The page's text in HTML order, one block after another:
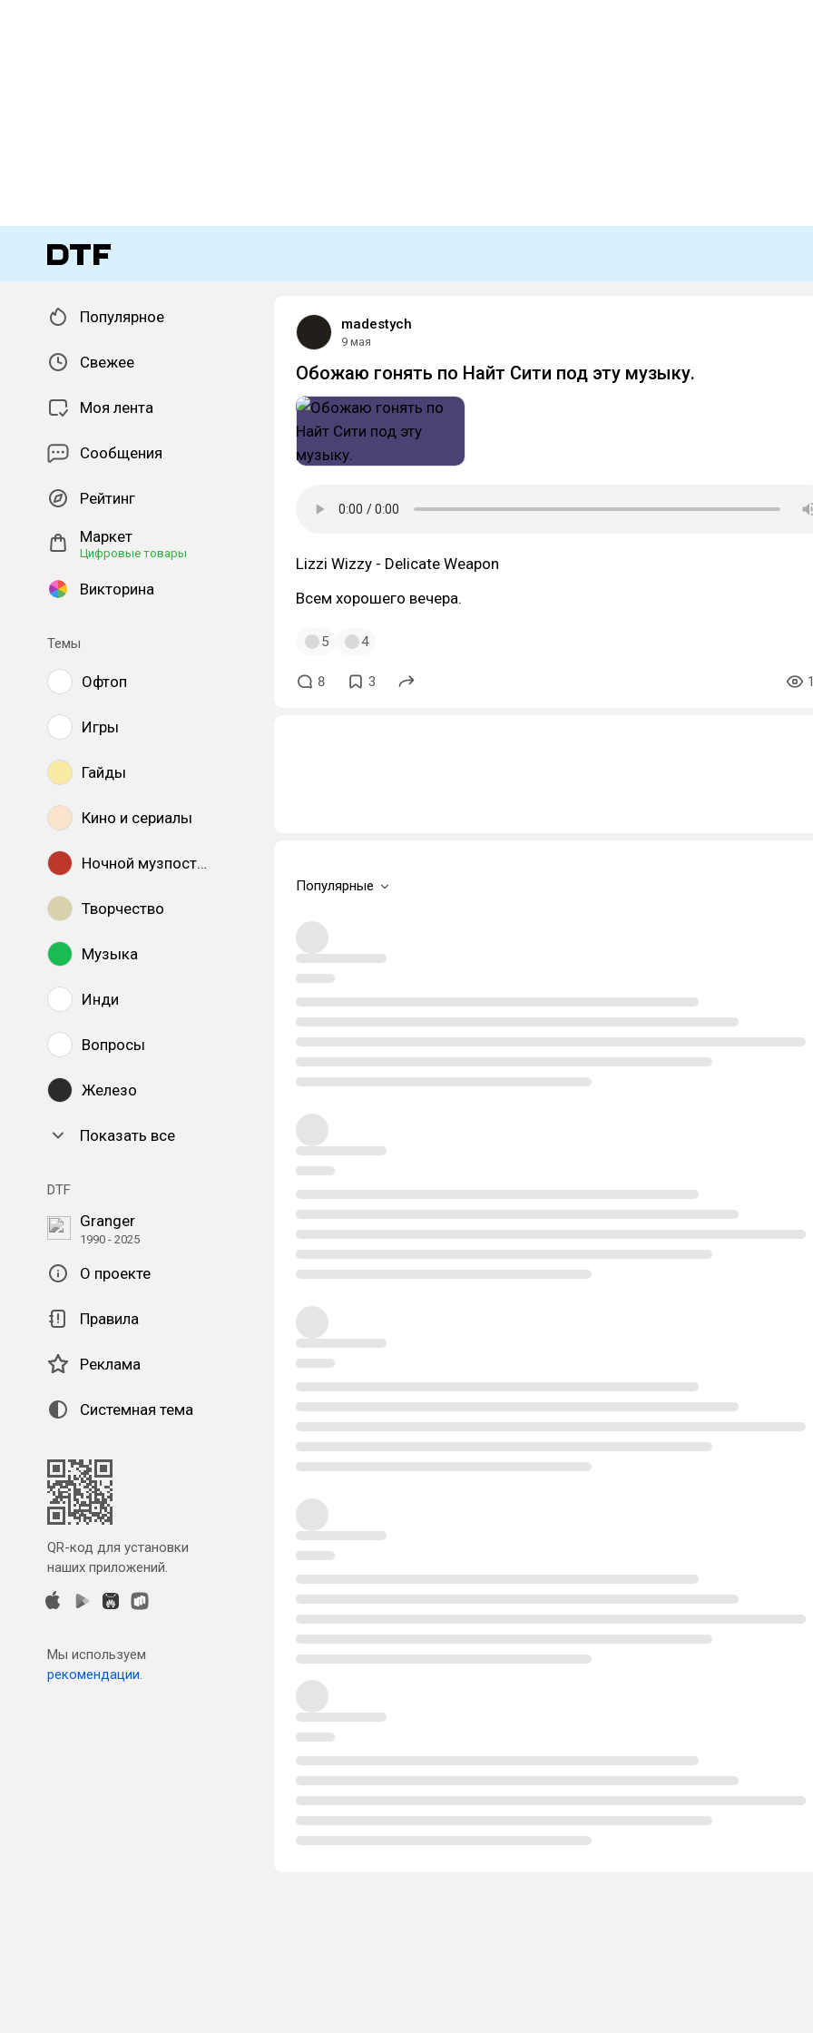
Популярное
Свежее
Моя лента
Сообщения
Рейтинг
Маркет
Цифровые товары
Викторина
Темы
Офтоп
Игры
Гайды
Кино и сериалы
Ночной музпостинг
Творчество
Музыка
Инди
Вопросы
Железо
Показать все
DTF
Granger
1990 - 2025
О проекте
Правила
Реклама
Системная тема
QR-код для установки
наших приложений.
Мы используем
рекомендации.
madestych
9 мая
Обожаю гонять по Найт Сити под эту музыку.
Lizzi Wizzy - Delicate Weapon
Всем хорошего вечера.
5 4
8 3
Популярные